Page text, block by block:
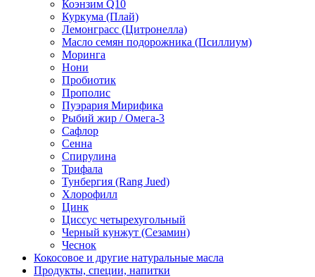
Коэнзим Q10
Куркума (Плай)
Лемонграсс (Цитронелла)
Масло семян подорожника (Псиллиум)
Моринга
Нони
Пробиотик
Прополис
Пуэрария Мирифика
Рыбий жир / Омега-3
Сафлор
Сенна
Спирулина
Трифала
Тунбергия (Rang Jued)
Хлорофилл
Цинк
Циссус четырехугольный
Черный кунжут (Сезамин)
Чеснок
Кокосовое и другие натуральные масла
Продукты, специи, напитки